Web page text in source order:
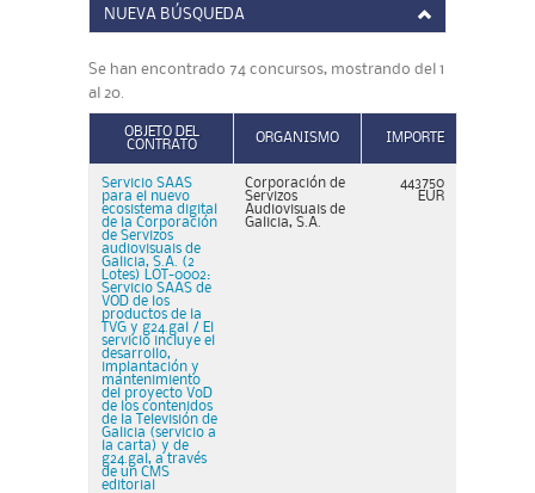
NUEVA BÚSQUEDA
Se han encontrado 74 concursos, mostrando del 1
al 20.
OBJETO DEL
CONTRATO
ORGANISMO IMPORTE
Servicio SAAS
para el nuevo
ecosistema digital
de la Corporación
de Servizos
audiovisuais de
Galicia, S.A. (2
Lotes) LOT-0002:
Servicio SAAS de
VOD de los
productos de la
TVG y g24.gal / El
servicio incluye el
desarrollo,
implantación y
mantenimiento
del proyecto VoD
de los contenidos
de la Televisión de
Galicia (servicio a
la carta) y de
g24.gal, a través
de un CMS
editorial
Corporación de
Servizos
Audiovisuais de
Galicia, S.A.
443750
EUR